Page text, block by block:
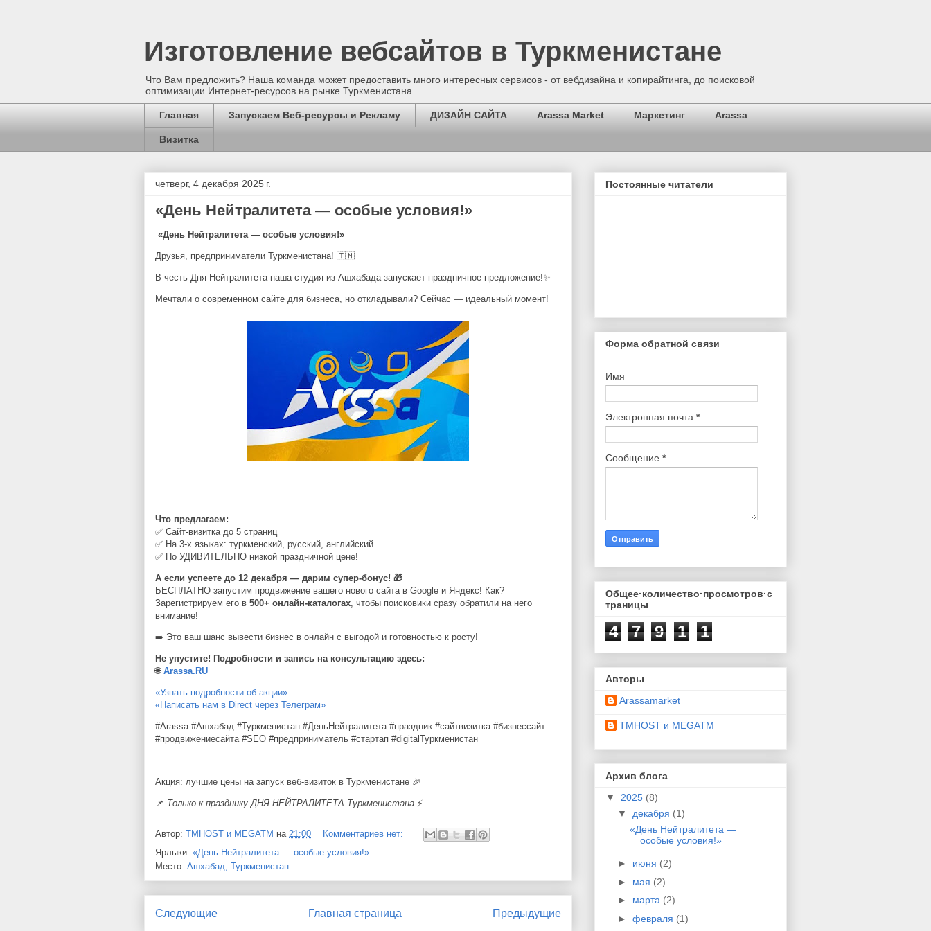
Изготовление вебсайтов в Туркменистане
Что Вам предложить? Наша команда может предоставить много интересных сервисов - от вебдизайна и копирайтинга, до поисковой
оптимизации Интернет-ресурсов на рынке Туркменистана
Главная Запускаем Веб-ресурсы и Рекламу ДИЗАЙН САЙТА Arassa Market Маркетинг Arassa
Визитка
четверг, 4 декабря 2025 г.
«День Нейтралитета — особые условия!»
«День Нейтралитета — особые условия!»
Друзья, предприниматели Туркменистана! 🇹🇲
В честь Дня Нейтралитета наша студия из Ашхабада запускает праздничное предложение!✨
Мечтали о современном сайте для бизнеса, но откладывали? Сейчас — идеальный момент!
Что предлагаем:
✅ Сайт-визитка до 5 страниц
✅ На 3-х языках: туркменский русский английский
✅ По УДИВИТЕЛЬНО низкой праздничной цене!
А если успеете до 12 декабря — дарим супер-бонус! 🎁
БЕСПЛАТНО запустим продвижение вашего нового сайта в Google и Яндекс! Как?
Зарегистрируем его в 500+ онлайн-каталогах , чтобы поисковики сразу обратили на него
внимание!
➡ ️ Это ваш шанс вывести бизнес в онлайн с выгодой и готовностью к росту!
Не упустите! Подробности и запись на консультацию здесь:
🌐 Arassa.RU
«Узнать подробности об акции»
«Написать нам в Direct через Телеграм»
#Arassa #Ашхабад #Туркменистан #ДеньНейтралитета #праздник #сайтвизитка #бизнессайт
#продвижениесайта #SEO #предприниматель #стартап #digitalТуркменистан
Акция: лучшие цены на запуск веб-визиток в Туркменистане 🎉
📌 Только к празднику ДНЯ НЕЙТРАЛИТЕТА Туркменистана ⚡
Автор: TMHOST и MEGATM на 21:00
Комментариев нет:
Ярлыки: «День Нейтралитета — особые условия!»
Место: Ашхабад, Туркменистан
Следующие Предыдущие
Главная страница
Постоянные читатели
Форма обратной связи
Имя
Электронная почта *
Сообщение *
Общее·количество·просмотров·с
траницы
4 7 9 1 1
Авторы
Arassamarket
TMHOST и MEGATM
Архив блога
▼ 2025 (8)
▼ декабря (1)
«День Нейтралитета —
особые условия!»
► июня (2)
► мая (2)
► марта (2)
► февраля (1)